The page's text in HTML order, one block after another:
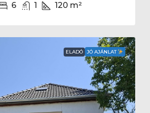
6 1 120 m²
ELADÓ JÓ AJÁNLAT